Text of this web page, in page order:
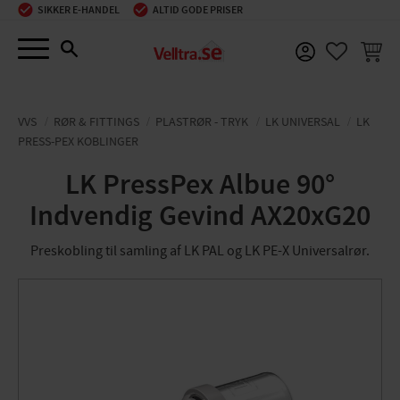
Menu
SIKKER E-HANDEL ALTID GODE PRISER
VVS RØR & FITTINGS PLASTRØR - TRYK LK UNIVERSAL
LK
PRESS-PEX KOBLINGER
LK PressPex Albue 90°
Indvendig Gevind AX20xG20
Preskobling til samling af LK PAL og LK PE-X Universalrør.